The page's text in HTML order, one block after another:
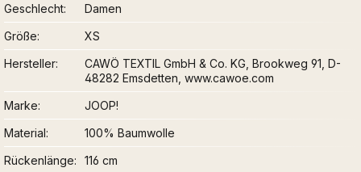
Geschlecht
Damen
Größe
XS
Hersteller
CAWÖ TEXTIL GmbH & Co. KG, Brookweg 91, D-
48282 Emsdetten, www.cawoe.com
Marke
JOOP!
Material
100% Baumwolle
Rückenlänge
116 cm